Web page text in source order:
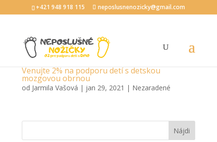
+421 948 918 115 neposlusnenozicky@gmail.com
Venujte 2% na podporu detí s detskou
mozgovou obrnou
od Jarmila Vašová | jan 29, 2021 | Nezaradené